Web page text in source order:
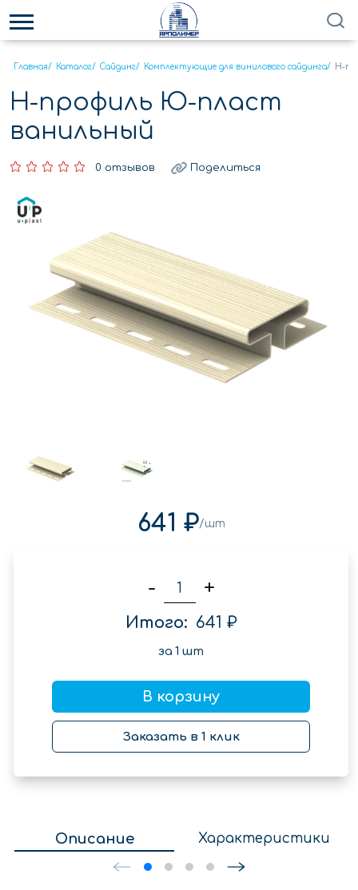
Главная/ Каталог/ Сайдинг/ Комплектующие для винилового сайдинга/ Н-
Н-профиль Ю-пласт
ванильный
0 отзывов Поделиться
641 ₽/шт
- +
Итого: 641 ₽
за 1 шт
В корзину
Заказать в 1 клик
Описание Характеристики